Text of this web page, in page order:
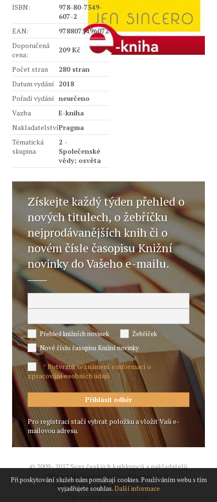
ISBN:
978-80-7549-
607-2
EAN:
9788075496072
Doporučená
cena:
209 Kč
Počet stran
280 stran
Datum vydání 2018
Pořadí vydání neurčeno
Vazba
E-kniha
NakladatelstvíPragma
Tématická
skupina
2 -
Společenské
vědy; osvěta
Získejte každý týden přehled o
nových titulech, o žebříčku
nejprodávanějších knih či o
novém čísle časopisu Knižní
novinky do Vašeho e-mailu.
Přehled knižních novinek
Žebříček
Nové číslo časopisu Knižní novinky
*Potvrzuji seznámení s informací o
zpracování osobních údajů
Pro registraci stačí vybrat položku a vložit Vaši e-
mailovou adresu.
© 2009 - 2017 Svaz českých knihkupců a nakladatelů
Webové stránky vytvořilo reklamní studio
JIROUT REKLANÍ AGENTURA s.r.o.
Zpracování osobních údajů
Při poskytování služeb nám pomáhají cookies. Používáním webu s tím
vyjadřujete souhlas.Další informace